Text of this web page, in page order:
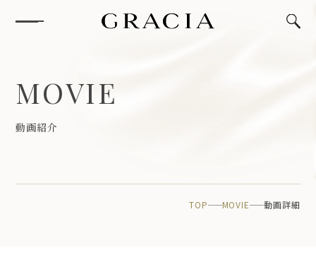
MOVIE
動画紹介
TOP MOVIE 動画詳細